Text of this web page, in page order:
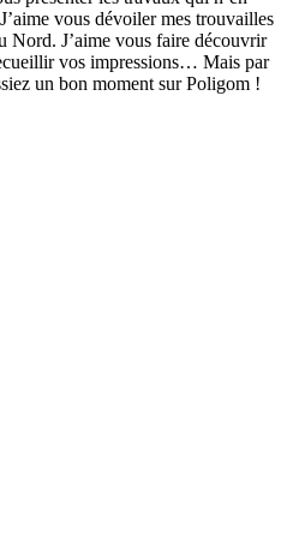
vous dévoiler mes trouvailles
Nord. J’aime vous faire découvrir
vos impressions… Mais par
un bon moment sur Poligom !